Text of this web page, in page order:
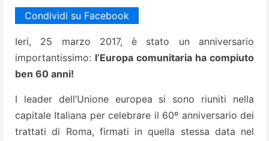
Condividi su Facebook
Ieri, 25 marzo 2017, è stato un anniversario
importantissimo: l’Europa comunitaria ha compiuto
ben 60 anni!
I leader dell’Unione europea si sono riuniti nella
capitale Italiana per celebrare il 60º anniversario dei
trattati di Roma, firmati in quella stessa data nel